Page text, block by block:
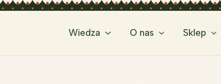
Wiedza O nas Sklep